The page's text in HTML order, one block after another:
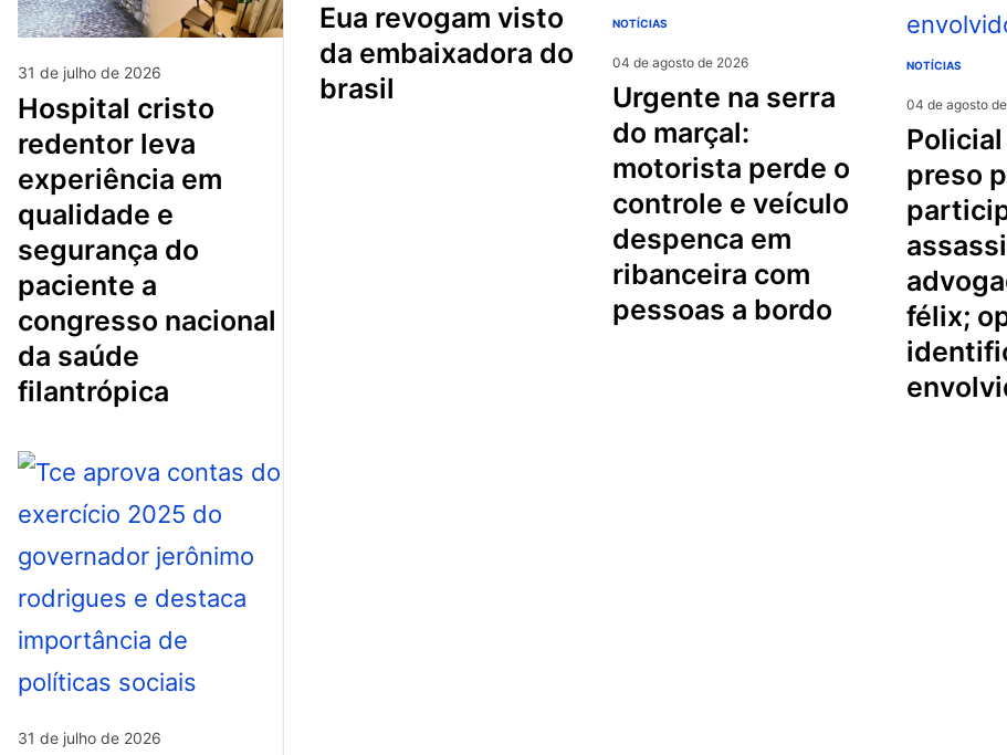
31 de julho de 2026
hospital cristo
redentor leva
experiência em
qualidade e
segurança do
paciente a
congresso nacional
da saúde
filantrópica
31 de julho de 2026
eua revogam visto
da embaixadora do
brasil
NOTÍCIAS
04 de agosto de 2026
urgente na serra
do marçal:
motorista perde o
controle e veículo
despenca em
ribanceira com
pessoas a bordo
NOTÍCIAS
04 de agosto
policial militar é
preso
félix;